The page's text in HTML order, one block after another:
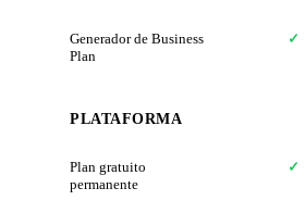
Generador de Business
Plan
✓
PLATAFORMA
Plan gratuito
permanente
✓